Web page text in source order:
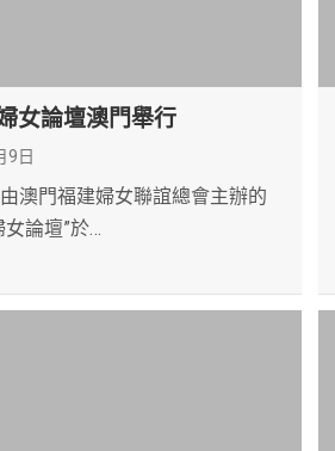
女論壇澳門舉行
9日
由澳門福建婦女聯誼總會主辦的
女論壇”於…